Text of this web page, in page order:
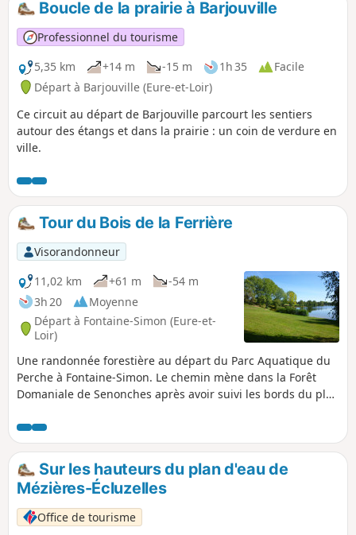
Boucle de la prairie à Barjouville
Professionnel du tourisme
5,35 km
+14 m -15 m 1h 35
Facile
Départ à Barjouville (Eure-et-Loir)
Ce circuit au départ de Barjouville parcourt les sentiers
autour des étangs et dans la prairie : un coin de verdure en
ville.
Tour du Bois de la Ferrière
Visorandonneur
11,02 km
+61 m
-54 m
3h 20
Moyenne
Départ à Fontaine-Simon (Eure-et-
Loir)
Une randonnée forestière au départ du Parc Aquatique du
Perche à Fontaine-Simon. Le chemin mène dans la Forêt
Domaniale de Senonches après avoir suivi les bords du plan
ferrée, une longue ligne forestière puis un chemin qui
dévale dans la Tourbière des Froux, conduisent à ce site
naturel protégé abritant des espèces végétales et animales
rares. Par hameaux et étangs, retour à la Ferrière, site
d'anciennes extractions de minerai de fer.
Sur les hauteurs du plan d'eau de
Mézières-Écluzelles
Office de tourisme